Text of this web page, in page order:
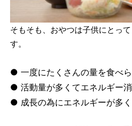
そもそも、おやつは子供にとって
す。
● 一度にたくさんの量を食べ
● 活動量が多くてエネルギー
● 成長の為にエネルギーが多